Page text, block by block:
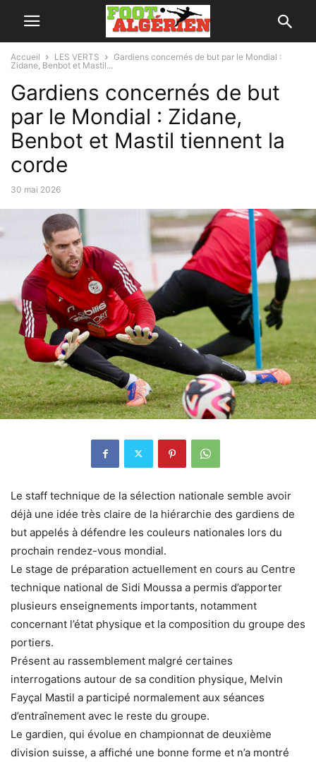
Accueil LES VERTS
Gardiens concernés de but par le Mondial :
Zidane, Benbot et Mastil...
Gardiens concernés de but
par le Mondial : Zidane,
Benbot et Mastil tiennent la
corde
30 mai 2026
Le staff technique de la sélection nationale semble avoir
déjà une idée très claire de la hiérarchie des gardiens de
but appelés à défendre les couleurs nationales lors du
prochain rendez-vous mondial.
Le stage de préparation actuellement en cours au Centre
technique national de Sidi Moussa a permis d’apporter
plusieurs enseignements importants, notamment
concernant l’état physique et la composition du groupe des
portiers.
Présent au rassemblement malgré certaines
interrogations autour de sa condition physique, Melvin
Fayçal Mastil a participé normalement aux séances
d’entraînement avec le reste du groupe.
Le gardien, qui évolue en championnat de deuxième
division suisse, a affiché une bonne forme et n’a montré